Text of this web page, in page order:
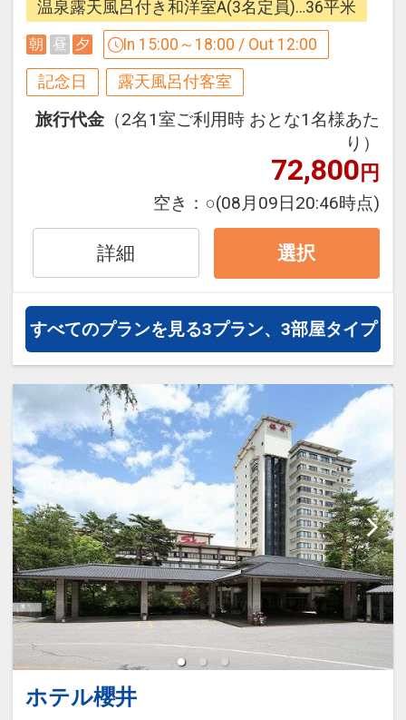
日常から離れた贅沢なひと時をご堪能く
ださい。
※お夕食時間は17：30と20：00から当
日チェックインの際に先着順にてお伺い
和食と洋食よりお選び頂きます。
※朝食時間は7：00から9：30の間でお
好きな時間にお越しくださいませ。
●大浴場～草津の名湯を満喫～
わたの湯をお愉しみください。男女それ
ぞれ５種類のお風呂。岩盤浴やサウナも
・湯処『古の湯』
湯川の湯をお愉しみください。男女それ
ぞれ４種類のお風呂。
※『季の湯』『古の湯』男女入替制とな
ります。
●貸切風呂
湯川の湯をお愉しみください。檜風呂・
岩壁風呂・石風呂の３か所。
※無料でご利用頂けます。
※予約制ではございません（当日順番で
ご利用となります。）
【誕生日記念日】
【特色】
○スパークリングワインを夕食時ご用意
○4号ケーキをお食事処にて夕食デザート
時にご用意
○チェックアウト12時(通常11時)
※ご予約後お電話にて現地ホテルへ下記
・お祝いの内容
・ケーキのメッセージ15文字程度
・ロウソクの本数(長×○本・短×○本)
・御本人には内緒もしくは案内可能でし
【お食事】お食事処『遊山』にて
●夕食
季を感じる旬の食材をふんだんに使った
月替りの会席料理。
旬の盆(前菜)・吸物・お造り・煮物・台
の物・
洋皿・お食事(ご飯もの)・水菓子を順番
にご提供。
目と舌で存分にお愉しみ頂けます。
日常から離れた贅沢なひと時をご堪能く
ださい。
※お夕食時間は17：30と20：00から当
日チェックインの際に先着順にてお伺い
致します。
●朝食
温泉露天風呂付き和洋室A(3名定員)…36平米
朝 昼 夕 In 15:00～18:00 / Out 12:00
記念日 露天風呂付客室
旅行代金 （2名1室ご利用時 おとな1名様あた
り）
72,800円
空き： ○(08月09日20:46時点)
詳細 選択
すべてのプランを見る3プラン、3部屋タイプ
ホテル櫻井